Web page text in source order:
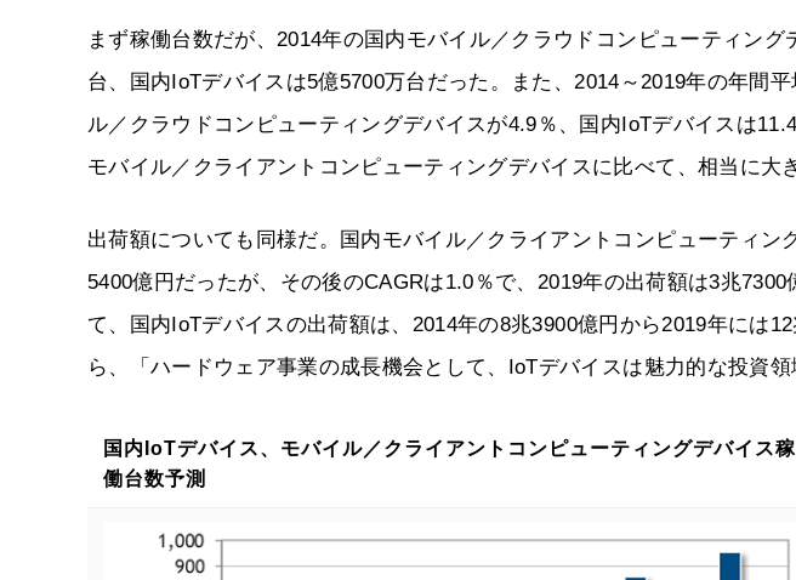
まず稼働台数だが、2014年の国内モバイル／クラウドコンピューティング
台、国内IoTデバイスは5億5700万台だった。また、2014～2019年の年間
ル／クラウドコンピューティングデバイスが4.9％、国内IoTデバイスは
モバイル／クライアントコンピューティングデバイスに比べて、相当に大
出荷額についても同様だ。国内モバイル／クライアントコンピューティン
5400億円だったが、その後のCAGRは1.0％で、2019年の出荷額は3兆
て、国内IoTデバイスの出荷額は、2014年の8兆3900億円から2019年には
ら、「ハードウェア事業の成長機会として、IoTデバイスは魅力的な投資領
国内IoTデバイス、モバイル／クライアントコンピューティングデバイス稼
働台数予測